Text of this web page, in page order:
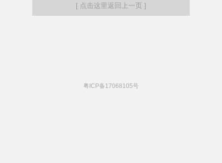
[ 点击这里返回上一页 ]
粤ICP备17068105号